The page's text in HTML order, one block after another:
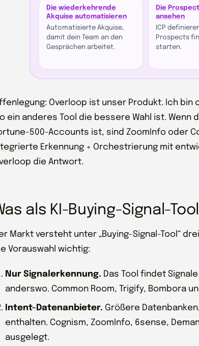
Die wiederkehrende
Akquise automatisieren
Automatisierte Akquise,
damit dein Team an den
Gesprächen arbeitet.
Die
ansehen
ICP
Prospects
starten.
Overloop ist unser Produkt. Ich
ein anderes Tool die bessere Wahl ist.
500-Accounts ist, sind ZoomInfo oder
Erkennung + Orchestrierung mit
die Antwort.
als KI-Buying-Signal-
Markt versteht unter „Buying-Signal-Tool“
Vorauswahl wichtig:
Nur Signalerkennung. Das Tool findet
anderswo. Common Room, Trigify, Bombora
Intent-Datenanbieter. Größere
enthalten. Cognism, ZoomInfo, 6sense,
ausgelegt.